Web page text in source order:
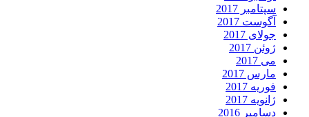
سپتامبر 2017
آگوست 2017
جولای 2017
ژوئن 2017
می 2017
مارس 2017
فوریه 2017
ژانویه 2017
دسامبر 2016